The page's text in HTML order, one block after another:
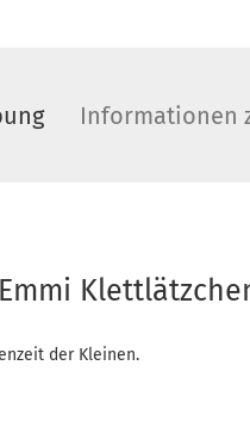
Informationen
der Kleinen.